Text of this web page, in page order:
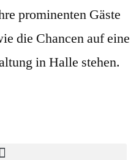
prominenten Gäste
die Chancen auf eine
in Halle stehen.